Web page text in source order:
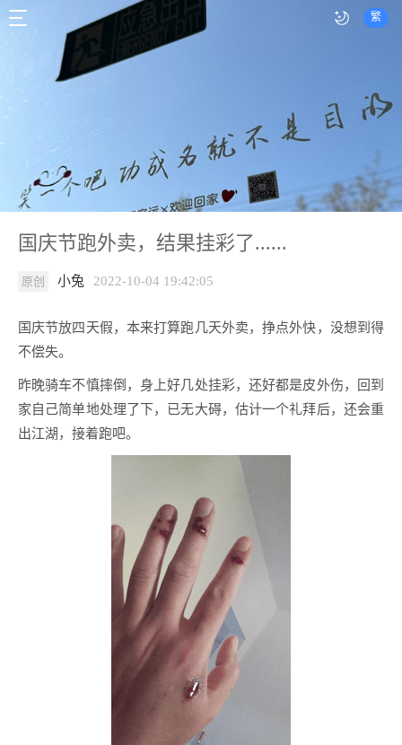
繁
国庆节跑外卖，结果挂彩了......
原创 小兔 2022-10-04 19:42:05
国庆节放四天假，本来打算跑几天外卖，挣点外快，没想到得
不偿失。
昨晚骑车不慎摔倒，身上好几处挂彩，还好都是皮外伤，回到
家自己简单地处理了下，已无大碍，估计一个礼拜后，还会重
出江湖，接着跑吧。